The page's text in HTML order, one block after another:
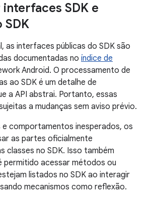
SDK e
SDK
as interfaces públicas do SDK são
documentadas no índice de
Android. O processamento de
ao SDK é um detalhe de
a API abstrai. Portanto, essas
a mudanças sem aviso prévio.
comportamentos inesperados, os
as partes oficialmente
classes no SDK. Isso também
permitido acessar métodos ou
listados no SDK ao interagir
mecanismos como reflexão.